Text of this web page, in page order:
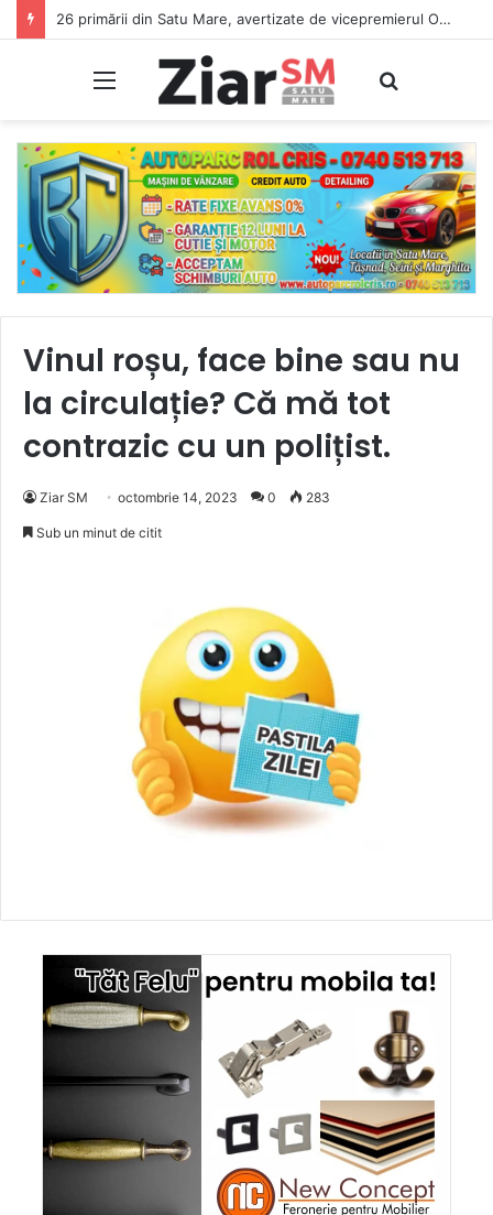
26 primării din Satu Mare, avertizate de vicepremierul Oana Gheorghiu: Dacă nu se înscriu în Ghișeul.ro, pierd bani de la bugetul de stat
Vinul roșu, face bine sau nu
la circulație? Că mă tot
contrazic cu un polițist.
Ziar SM octombrie 14, 2023 0 283
Sub un minut de citit